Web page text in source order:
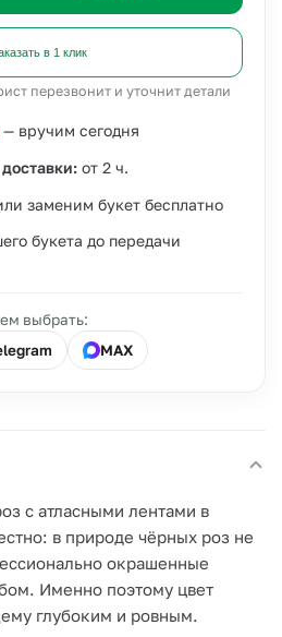
в 1 клик
перезвонит и уточнит детали
— вручим сегодня
от 2 ч.
заменим букет бесплатно
букета до передачи
выбрать:
MAX
с атласными лентами в
в природе чёрных роз не
окрашенные
Именно поэтому цвет
глубоким и ровным.